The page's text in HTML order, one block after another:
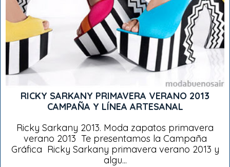
RICKY SARKANY PRIMAVERA VERANO 2013
CAMPAÑA Y LÍNEA ARTESANAL
Ricky Sarkany 2013. Moda zapatos primavera
verano 2013 Te presentamos la Campaña
Gráfica Ricky Sarkany primavera verano 2013 y
algu...